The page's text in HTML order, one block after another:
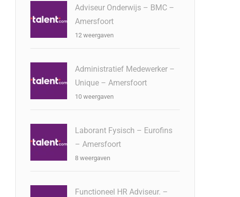
Adviseur Onderwijs – BMC –
Amersfoort
12 weergaven
Administratief Medewerker –
Unique – Amersfoort
10 weergaven
Laborant Fysisch – Eurofins
– Amersfoort
8 weergaven
Functioneel HR Adviseur. –